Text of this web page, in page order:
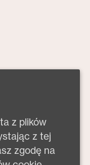
z plików
z tej
zgodę na